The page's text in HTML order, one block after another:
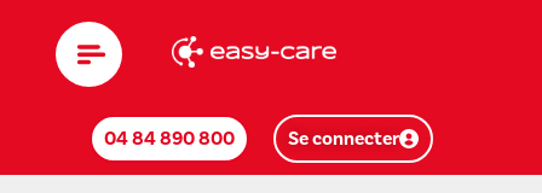
04 84 890 800 Se connecter